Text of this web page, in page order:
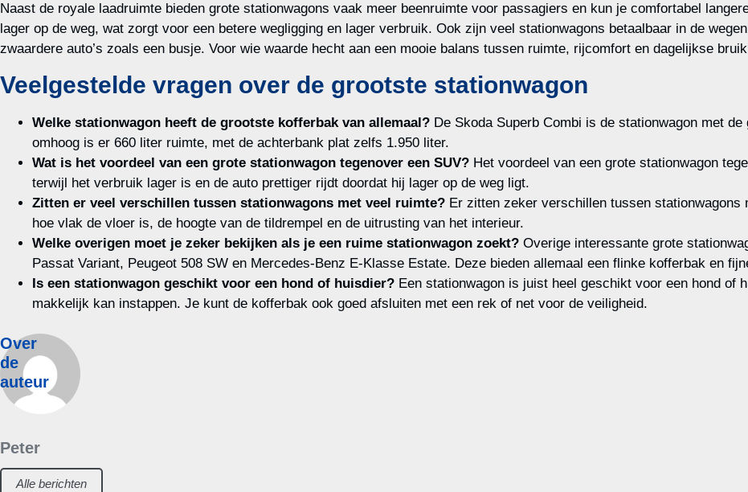
Naast de royale laadruimte bieden grote stationwagons vaak meer beenruimte voor passagiers en kun je comfortabel
lager op de weg, wat zorgt voor een betere wegligging en lager verbruik. Ook zijn veel stationwagons betaalbaar in de
zwaardere auto’s zoals een busje. Voor wie waarde hecht aan een mooie balans tussen ruimte, rijcomfort en dagelijkse
Veelgestelde vragen over de grootste stationwagon
Welke stationwagon heeft de grootste kofferbak van allemaal? De Skoda Superb Combi is de stationwagon met
omhoog is er 660 liter ruimte, met de achterbank plat zelfs 1.950 liter.
Wat is het voordeel van een grote stationwagon tegenover een SUV? Het voordeel van een grote stationwagon
terwijl het verbruik lager is en de auto prettiger rijdt doordat hij lager op de weg ligt.
Zitten er veel verschillen tussen stationwagons met veel ruimte? Er zitten zeker verschillen tussen
hoe vlak de vloer is, de hoogte van de tildrempel en de uitrusting van het interieur.
Welke overigen moet je zeker bekijken als je een ruime stationwagon zoekt? Overige interessante grote
Passat Variant, Peugeot 508 SW en Mercedes-Benz E-Klasse Estate. Deze bieden allemaal een flinke kofferbak en
Is een stationwagon geschikt voor een hond of huisdier? Een stationwagon is juist heel geschikt voor een hond of
makkelijk kan instappen. Je kunt de kofferbak ook goed afsluiten met een rek of net voor de veiligheid.
Over
de
auteur
Peter
Alle berichten